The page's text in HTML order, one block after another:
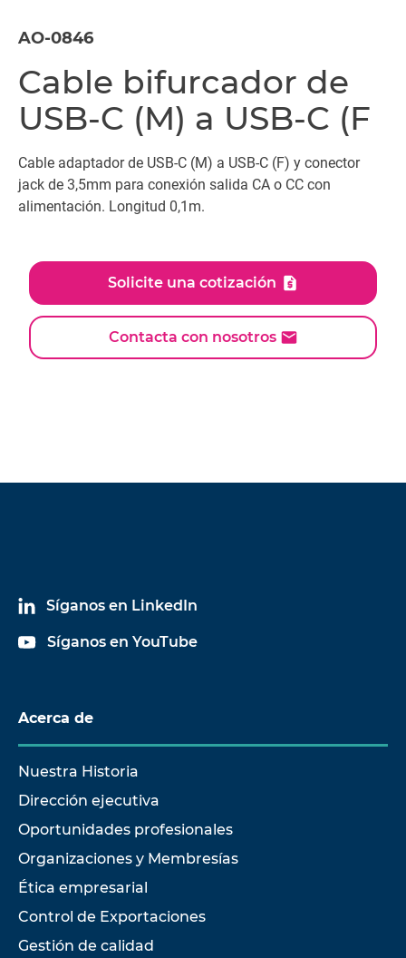
AO-0846
Cable bifurcador de
USB-C (M) a USB-C (F
Cable adaptador de USB-C (M) a USB-C (F) y conector
jack de 3,5mm para conexión salida CA o CC con
alimentación. Longitud 0,1m.
Solicite una cotización
Contacta con nosotros
Síganos en LinkedIn
Síganos en YouTube
Acerca de
Nuestra Historia
Dirección ejecutiva
Oportunidades profesionales
Organizaciones y Membresías
Ética empresarial
Control de Exportaciones
Gestión de calidad